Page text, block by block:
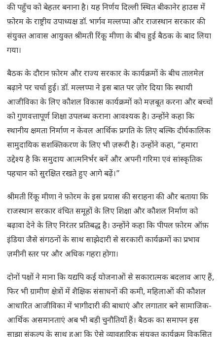
की पहुँच को बेहतर बनाना है। यह निर्णय दिल्ली स्थित बीकानेर हाउस में
फ़ोरम के राष्ट्रीय उपाध्यक्ष डॉ. भार्गव मल्लप्पा और राजस्थान सरकार की
संयुक्त आवास आयुक्त श्रीमती रिंकू मीणा के बीच हुई बैठक के बाद लिया
गया।
बैठक के दौरान फ़ोरम और राज्य सरकार के कार्यक्रमों के बीच तालमेल
बढ़ाने पर चर्चा हुई। डॉ. मल्लप्पा ने इस बात पर ज़ोर दिया कि स्थायी
आजीविका के लिए कौशल विकास कार्यक्रमों को मज़बूत करना और बच्चों
को गुणवत्तापूर्ण शिक्षा उपलब्ध कराना आवश्यक है। उन्होंने कहा कि
स्थानीय क्षमता निर्माण न केवल आर्थिक प्रगति के लिए बल्कि दीर्घकालिक
सामुदायिक सशक्तिकरण के लिए भी ज़रूरी है। उन्होंने कहा, “हमारा
उद्देश्य है कि समुदाय आत्मनिर्भर बनें और अपनी गरिमा एवं सांस्कृतिक
पहचान को सुरक्षित रखते हुए आगे बढ़ें।”
श्रीमती रिंकू मीणा ने फ़ोरम के इस प्रयास की सराहना की और बताया कि
राजस्थान सरकार वंचित समूहों के लिए शिक्षा और कौशल निर्माण को
बढ़ावा देने के लिए निरंतर प्रतिबद्ध है। उन्होंने कहा कि पीपल फ़ोरम ऑफ़
इंडिया जैसे संगठनों के साथ साझेदारी से सरकारी कार्यक्रमों का प्रभाव
ज़मीनी स्तर पर और अधिक गहरा होगा।
दोनों पक्षों ने माना कि यद्यपि कई योजनाओं से सकारात्मक बदलाव आए हैं,
फिर भी ग्रामीण क्षेत्रों में शैक्षिक संसाधनों की कमी, महिलाओं की कौशल
आधारित आजीविका में भागीदारी की बाधाएं और लगातार बने सामाजिक-
आर्थिक असमानताएं अब भी बड़ी चुनौतियाँ हैं। बैठक का समापन इस